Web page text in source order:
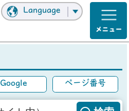
Language
Google ページ番号